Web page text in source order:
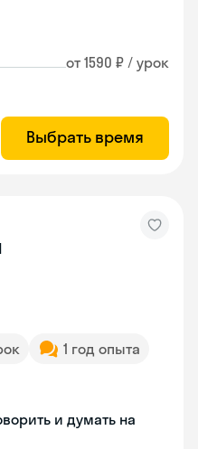
от 1590 ₽ / урок
Выбрать время
1 год опыта
и думать на